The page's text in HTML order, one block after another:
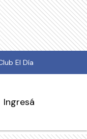
El Día
Ingresá